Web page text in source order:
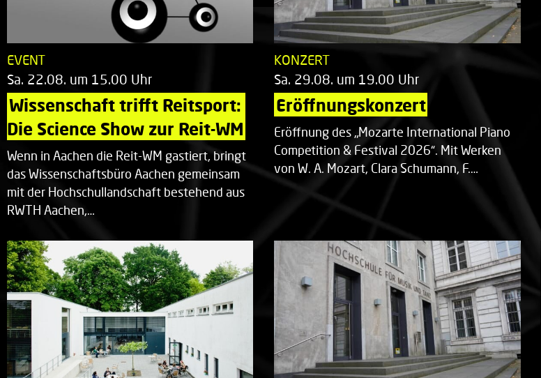
EVENT
Sa. 22.08. um 15.00 Uhr
Wissenschaft trifft Reitsport:
Die Science Show zur Reit-WM
Wenn in Aachen die Reit-WM gastiert, bringt
das Wissenschaftsbüro Aachen gemeinsam
mit der Hochschullandschaft bestehend aus
RWTH Aachen,…
KONZERT
Sa. 29.08. um 19.00 Uhr
Eröffnungskonzert
Eröffnung des „Mozarte International Piano
Competition & Festival 2026“. Mit Werken
von W. A. Mozart, Clara Schumann, F.…